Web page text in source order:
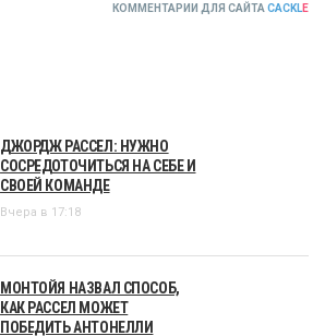
КОММЕНТАРИИ ДЛЯ САЙТА CACKLE
ДЖОРДЖ РАССЕЛ: НУЖНО
СОСРЕДОТОЧИТЬСЯ НА СЕБЕ И
СВОЕЙ КОМАНДЕ
Вчера в 17:18
МОНТОЙЯ НАЗВАЛ СПОСОБ,
КАК РАССЕЛ МОЖЕТ
ПОБЕДИТЬ АНТОНЕЛЛИ